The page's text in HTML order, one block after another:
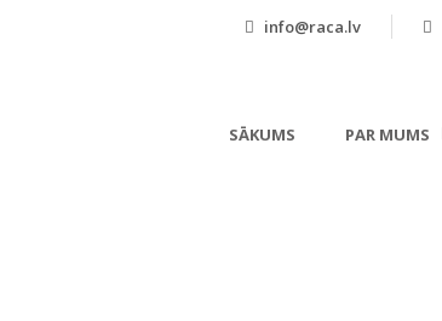
info@raca.lv
SĀKUMS PAR MUMS